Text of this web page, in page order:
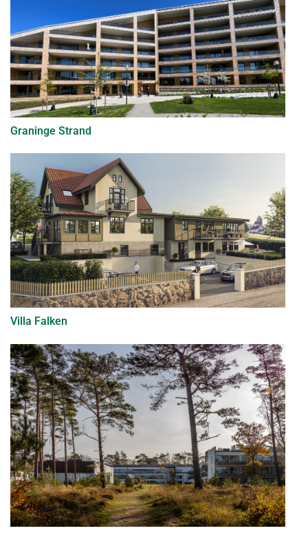
Graninge Strand
Villa Falken